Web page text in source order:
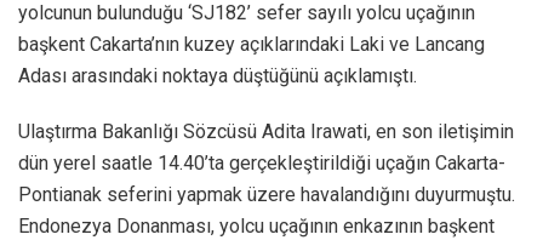
yolcunun bulunduğu ‘SJ182’ sefer sayılı yolcu uçağının
başkent Cakarta’nın kuzey açıklarındaki Laki ve Lancang
Adası arasındaki noktaya düştüğünü açıklamıştı.
Ulaştırma Bakanlığı Sözcüsü Adita Irawati, en son iletişimin
dün yerel saatle 14.40’ta gerçekleştirildiği uçağın Cakarta-
Pontianak seferini yapmak üzere havalandığını duyurmuştu.
Endonezya Donanması, yolcu uçağının enkazının başkent